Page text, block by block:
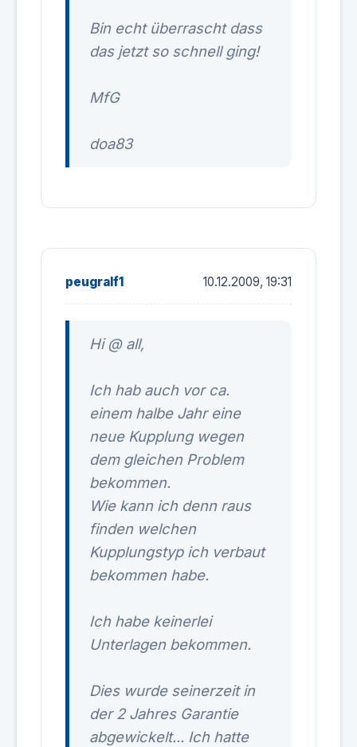
Bin echt überrascht dass
das jetzt so schnell ging!
MfG
doa83
peugralf1 10.12.2009, 19:31
Hi @ all,
Ich hab auch vor ca.
einem halbe Jahr eine
neue Kupplung wegen
dem gleichen Problem
bekommen.
Wie kann ich denn raus
finden welchen
Kupplungstyp ich verbaut
bekommen habe.
Ich habe keinerlei
Unterlagen bekommen.
Dies wurde seinerzeit in
der 2 Jahres Garantie
abgewickelt... Ich hatte